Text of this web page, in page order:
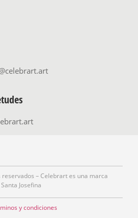
– Celebrart es una marca
Josefina
y condiciones